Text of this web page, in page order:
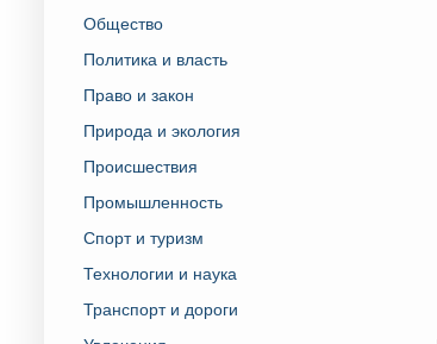
Общество
Политика и власть
Право и закон
Природа и экология
Происшествия
Промышленность
Спорт и туризм
Технологии и наука
Транспорт и дороги